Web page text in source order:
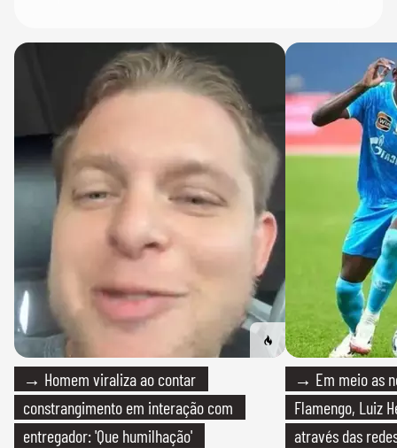
→ Homem viraliza ao contar
constrangimento em interação com
entregador: 'Que humilhação'
→ Em meio as
Flamengo, Luiz
através das